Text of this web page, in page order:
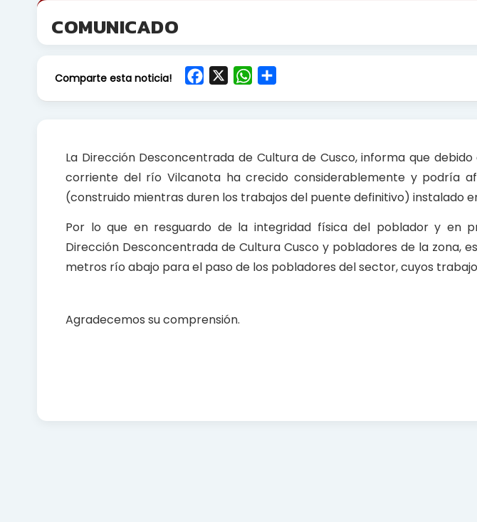
COMUNICADO
Comparte esta noticia!
o
k
W
p
p
La Dirección Desconcentrada de Cultura de Cusco, informa que
corriente del río Vilcanota ha crecido considerablemente y podría
(construido mientras duren los trabajos del puente definitivo) instalado
Por lo que en resguardo de la integridad física del poblador y en
Dirección Desconcentrada de Cultura Cusco y pobladores de la zona,
metros río abajo para el paso de los pobladores del sector, cuyos
Agradecemos su comprensión.